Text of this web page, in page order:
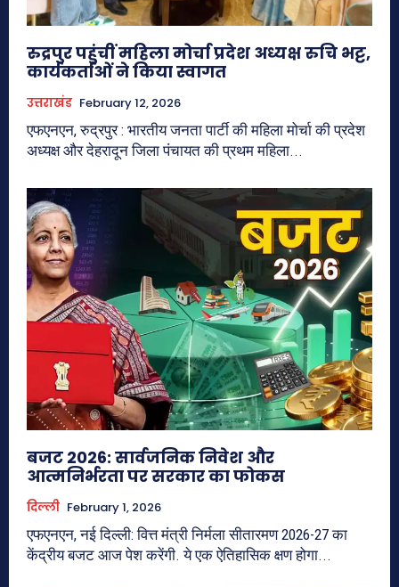
रुद्रपुर पहुंचीं महिला मोर्चा प्रदेश अध्यक्ष रुचि भट्ट,
कार्यकर्ताओं ने किया स्वागत
उत्तराखंड February 12, 2026
एफएनएन, रुद्रपुर : भारतीय जनता पार्टी की महिला मोर्चा की प्रदेश
अध्यक्ष और देहरादून जिला पंचायत की प्रथम महिला...
बजट 2026: सार्वजनिक निवेश और
आत्मनिर्भरता पर सरकार का फोकस
दिल्ली February 1, 2026
एफएनएन, नई दिल्ली: वित्त मंत्री निर्मला सीतारमण 2026-27 का
केंद्रीय बजट आज पेश करेंगी. ये एक ऐतिहासिक क्षण होगा...